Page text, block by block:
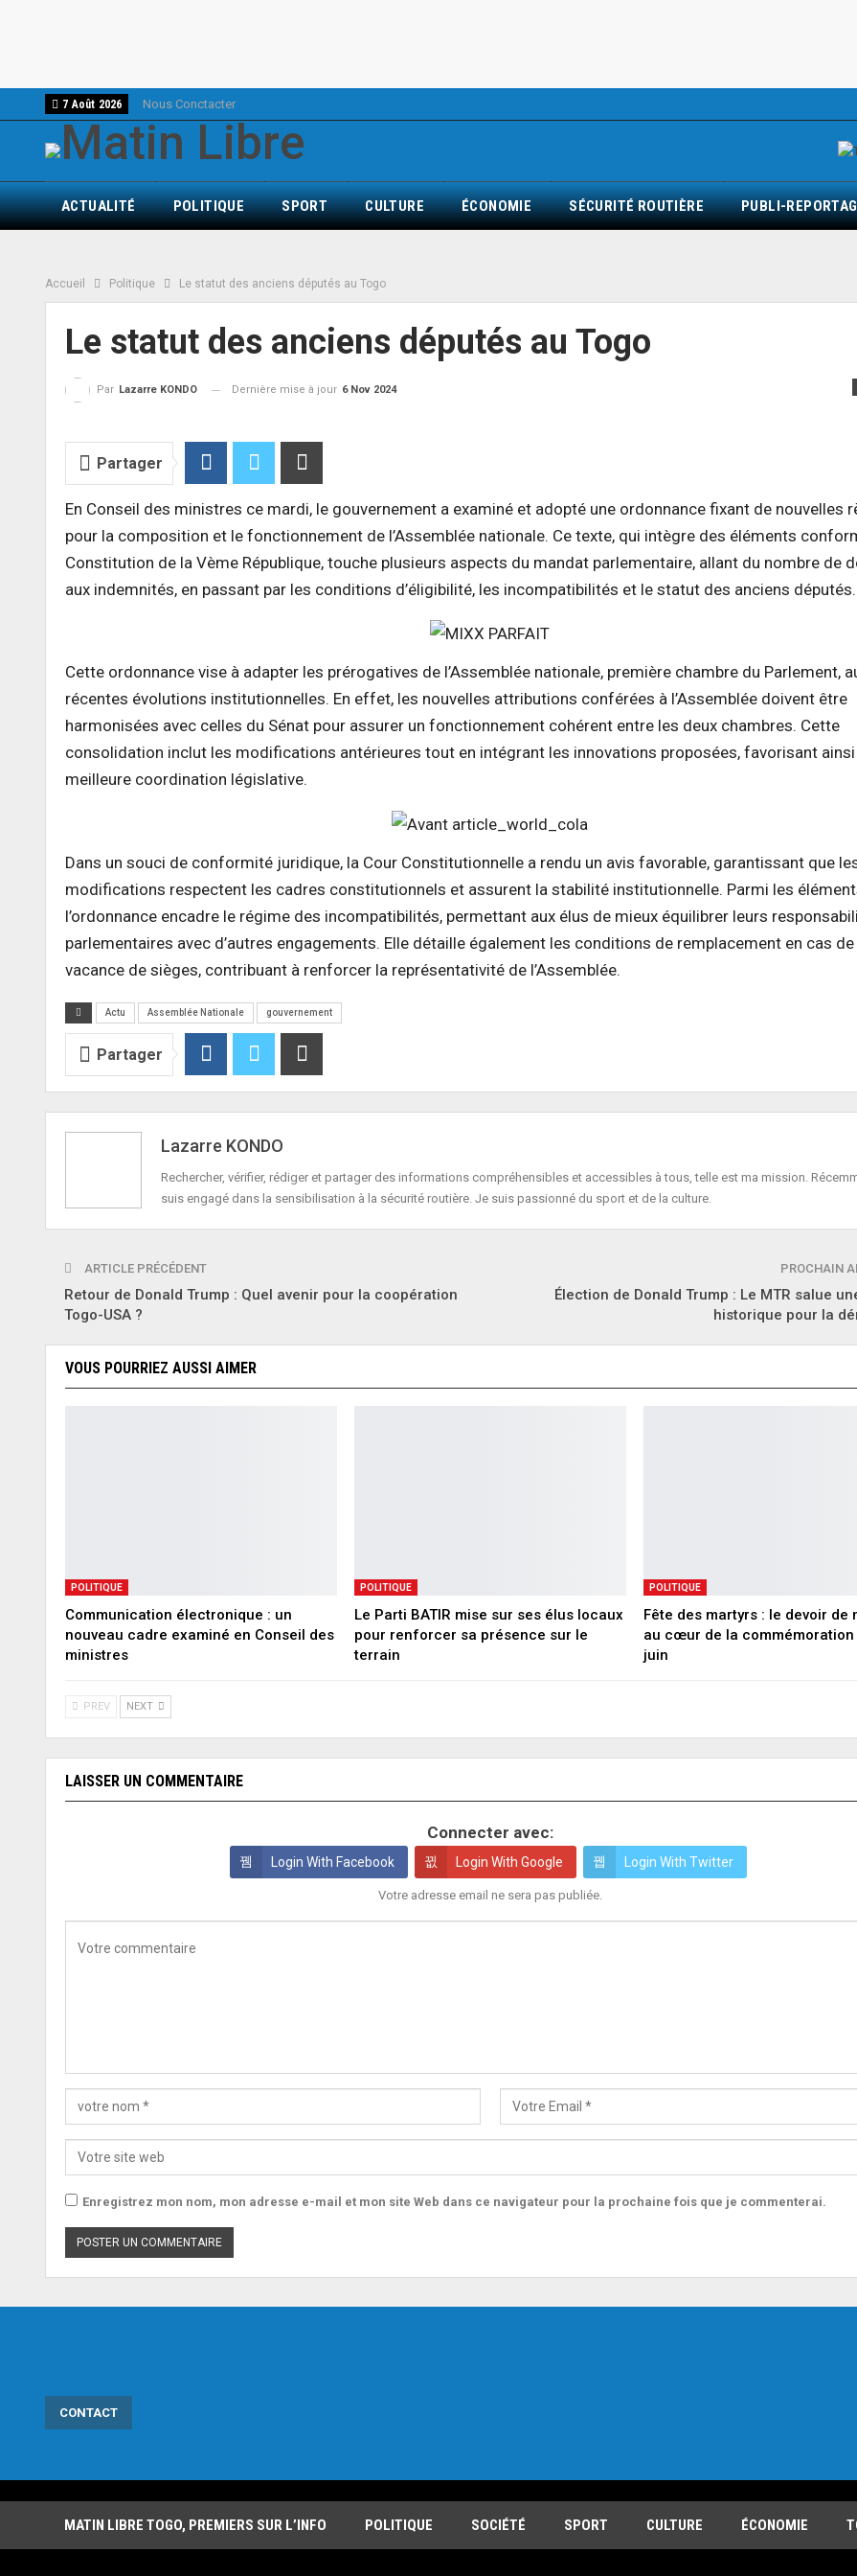
7 Août 2026 Nous Conctacter
ACTUALITÉ POLITIQUE SPORT CULTURE ÉCONOMIE SÉCURITÉ ROUTIÈRE PUBLI-
Accueil Politique Le statut des anciens députés au Togo
Le statut des anciens députés au Togo
Par Lazarre KONDO Dernière mise à jour 6 Nov 2024
Partager
En Conseil des ministres ce mardi, le gouvernement a examiné et adopté une ordonnance fixant de nouvelles
pour la composition et le fonctionnement de l’Assemblée nationale. Ce texte, qui intègre des éléments
Constitution de la Vème République, touche plusieurs aspects du mandat parlementaire, allant du nombre de
aux indemnités, en passant par les conditions d’éligibilité, les incompatibilités et le statut des anciens députés.
Cette ordonnance vise à adapter les prérogatives de l’Assemblée nationale, première chambre du Parlement,
récentes évolutions institutionnelles. En effet, les nouvelles attributions conférées à l’Assemblée doivent être
harmonisées avec celles du Sénat pour assurer un fonctionnement cohérent entre les deux chambres. Cette
consolidation inclut les modifications antérieures tout en intégrant les innovations proposées, favorisant ainsi
meilleure coordination législative.
Dans un souci de conformité juridique, la Cour Constitutionnelle a rendu un avis favorable, garantissant que
modifications respectent les cadres constitutionnels et assurent la stabilité institutionnelle. Parmi les
l’ordonnance encadre le régime des incompatibilités, permettant aux élus de mieux équilibrer leurs
parlementaires avec d’autres engagements. Elle détaille également les conditions de remplacement en cas de
vacance de sièges, contribuant à renforcer la représentativité de l’Assemblée.
Actu Assemblée Nationale gouvernement
Partager
Lazarre KONDO
Rechercher, vérifier, rédiger et partager des informations compréhensibles et accessibles à tous, telle est ma mission.
suis engagé dans la sensibilisation à la sécurité routière. Je suis passionné du sport et de la culture.
ARTICLE PRÉCÉDENT
Retour de Donald Trump : Quel avenir pour la coopération
Togo-USA ?
PROCHAIN
Élection de Donald Trump : Le MTR salue
historique pour la
VOUS POURRIEZ AUSSI AIMER
POLITIQUE
Communication électronique : un
nouveau cadre examiné en Conseil des
ministres
POLITIQUE
Le Parti BATIR mise sur ses élus locaux
pour renforcer sa présence sur le
terrain
POLITIQUE
Fête des martyrs : le devoir de
au cœur de la commémoration
juin
PREV NEXT
LAISSER UN COMMENTAIRE
Connecter avec:
Login With Facebook Login With Google Login With Twitter
Votre adresse email ne sera pas publiée.
Enregistrez mon nom, mon adresse e-mail et mon site Web dans ce navigateur pour la prochaine fois que je commenterai.
CONTACT
MATIN LIBRE TOGO, PREMIERS SUR L’INFO POLITIQUE SOCIÉTÉ SPORT CULTURE ÉCONOMIE